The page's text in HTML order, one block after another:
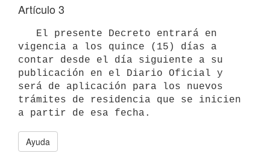
Artículo 3
vigencia a los quince (15) días a
contar desde el día siguiente a su
publicación en el Diario Oficial y
será de aplicación para los nuevos
trámites de residencia que se inicien
Ayuda